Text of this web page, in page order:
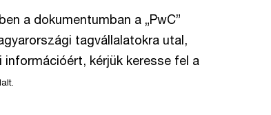
a dokumentumban a „PwC”
tagvállalatokra utal,
kérjük keresse fel a